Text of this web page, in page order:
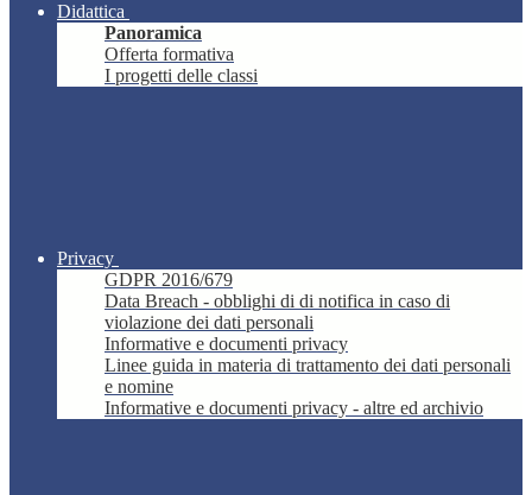
Didattica
Panoramica
Offerta formativa
I progetti delle classi
Privacy
GDPR 2016/679
Data Breach - obblighi di di notifica in caso di
violazione dei dati personali
Informative e documenti privacy
Linee guida in materia di trattamento dei dati personali
e nomine
Informative e documenti privacy - altre ed archivio